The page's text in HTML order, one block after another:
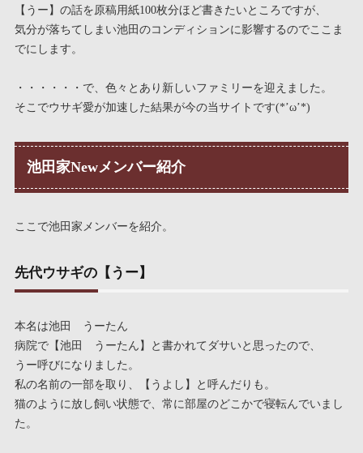
【うー】の話を原稿用紙100枚分ほど書きたいところですが、
気分が落ちてしまい池田のコンディションに影響するのでここま
でにします。
・・・・・・で、色々とあり新しいファミリーを迎えました。
そこでウサギ愛が加速した結果が今の当サイトです(*’ω’*)
池田家Newメンバー紹介
ここで池田家メンバーを紹介。
先代ウサギの【うー】
本名は池田 うーたん
病院で【池田 うーたん】と書かれてダサいと思ったので、
うー呼びになりました。
私の名前の一部を取り、【うよし】と呼んだりも。
猫のように放し飼い状態で、常に部屋のどこかで寝転んでいまし
た。